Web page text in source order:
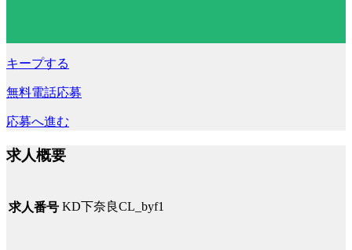
キープする
無料電話応募
応募へ進む
求人概要
求人番号 KD下奈良CL_byf1